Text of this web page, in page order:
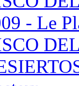
- Le